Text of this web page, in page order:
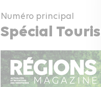
Numéro principal
Spécial